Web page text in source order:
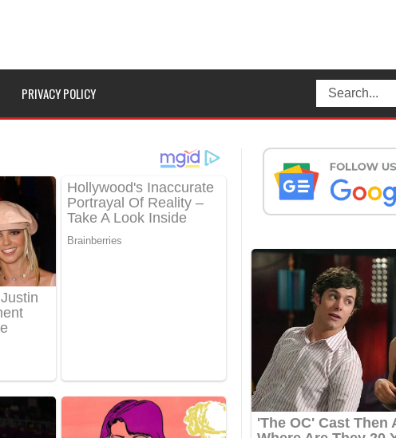
PRIVACY POLICY